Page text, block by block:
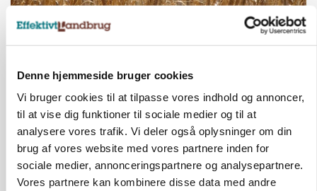
Denne hjemmeside bruger cookies
Vi bruger cookies til at tilpasse vores indhold og annoncer,
til at vise dig funktioner til sociale medier og til at
analysere vores trafik. Vi deler også oplysninger om din
brug af vores website med vores partnere inden for
sociale medier, annonceringspartnere og analysepartnere.
Vores partnere kan kombinere disse data med andre
PLANTER
KWS Rallys topper årets sortsforsøg i vinterbyg